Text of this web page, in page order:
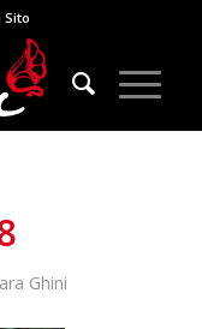
Sito
Ghini